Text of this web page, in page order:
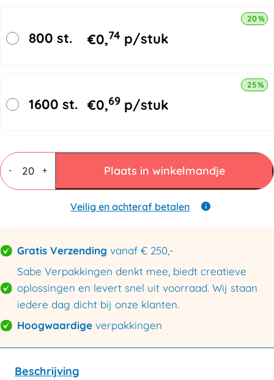
800 st. €0,74 p/stuk
20%
1600 st. €0,69 p/stuk
25%
-
Vouwdozen
4
mm
+ Plaats in winkelmandje
Veilig en achteraf betalen
Gratis Verzending vanaf € 250,-
Sabe Verpakkingen denkt mee, biedt creatieve
oplossingen en levert snel uit voorraad. Wij staan
iedere dag dicht bij onze klanten.
Hoogwaardige verpakkingen
Beschrijving